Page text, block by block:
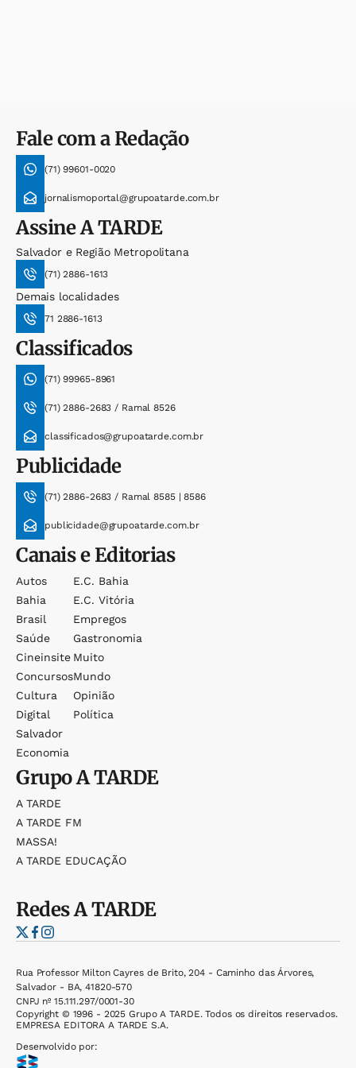
Fale com a Redação
(71) 99601-0020
jornalismoportal@grupoatarde.com.br
AssineA TARDE
Salvador e Região Metropolitana
(71) 2886-1613
Demais localidades
71 2886-1613
Classificados
(71) 99965-8961
(71) 2886-2683 / Ramal 8526
classificados@grupoatarde.com.br
Publicidade
(71) 2886-2683 / Ramal 8585 | 8586
publicidade@grupoatarde.com.br
Canais e Editorias
Autos
Bahia
Brasil
Saúde
Cineinsite
Concursos
Cultura
Digital
Salvador
Economia
E.c. Bahia
E.c. Vitória
Empregos
Gastronomia
Muito
Mundo
Opinião
Política
GrupoA TARDE
A TARDE
A TARDE FM
MASSA!
A TARDE EDUCAÇÃO
RedesA TARDE
Rua Professor Milton Cayres de Brito, 204 - Caminho das Árvores,
Salvador - BA, 41820-570
CNPJ nº 15.111.297/0001-30
Copyright © 1996 - 2025 Grupo A TARDE. Todos os direitos reservados.
EMPRESA EDITORA A TARDE S.A.
Desenvolvido por: